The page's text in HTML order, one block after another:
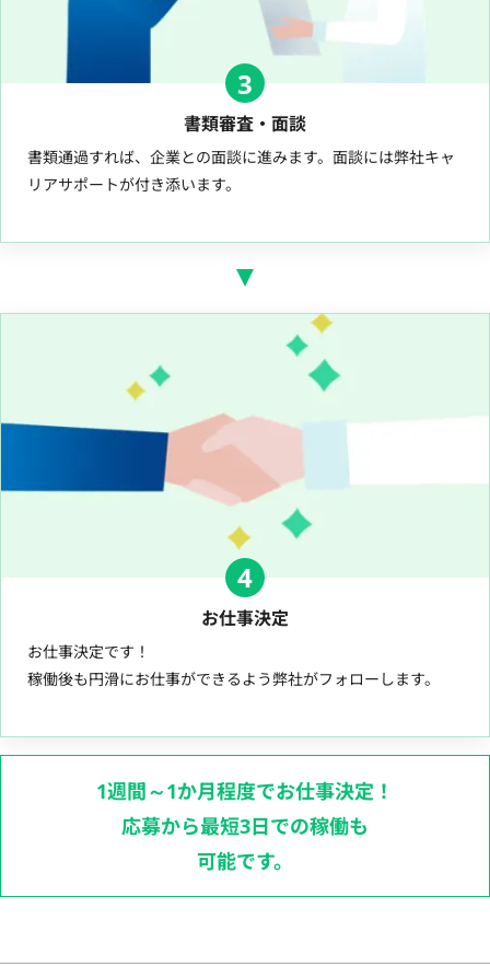
3
書類審査・面談
書類通過すれば、企業との面談に進みます。面談には弊社キャ
リアサポートが付き添います。
4
お仕事決定
お仕事決定です！
稼働後も円滑にお仕事ができるよう弊社がフォローします。
1週間～1か月程度でお仕事決定！
応募から最短3日での稼働も
可能です。